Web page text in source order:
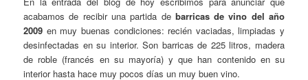
acabamos de recibir una partida de barricas de vino del año
2009 en muy buenas condiciones: recién vaciadas, limpiadas y
desinfectadas en su interior. Son barricas de 225 litros, madera
de roble (francés en su mayoría) y que han contenido en su
interior hasta hace muy pocos días un muy buen vino.